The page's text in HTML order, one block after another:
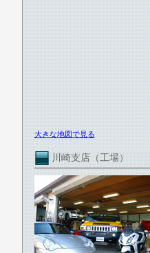
大きな地図で見る
川崎支店（工場）